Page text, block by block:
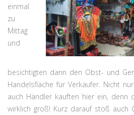
einmal
zu
Mittag
und
besichtigten dann den Obst- und
Handelsfläche für Verkäufer. Nicht
auch Händler kauften hier ein, denn
wirklich groß! Kurz darauf stoß auch